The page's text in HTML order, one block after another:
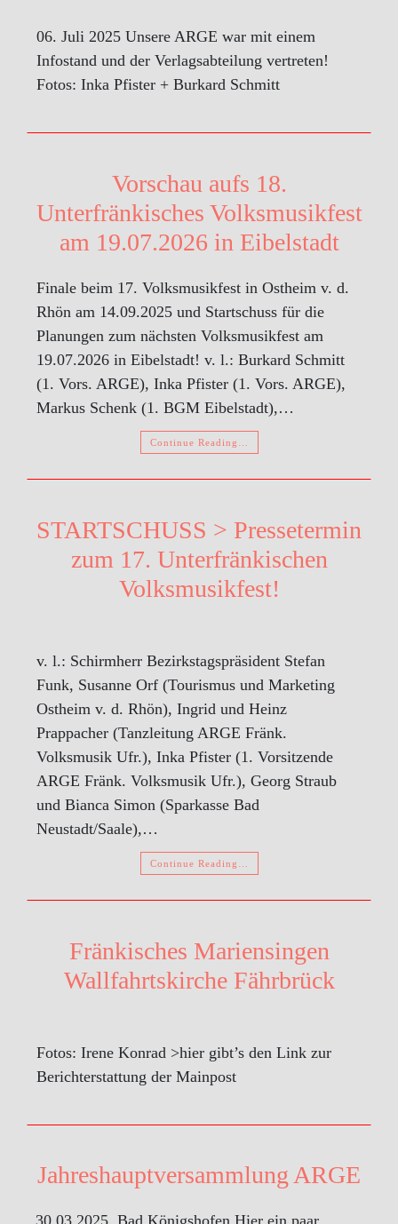
06. Juli 2025 Unsere ARGE war mit einem
Infostand und der Verlagsabteilung vertreten!
Fotos: Inka Pfister + Burkard Schmitt
Vorschau aufs 18.
Unterfränkisches Volksmusikfest
am 19.07.2026 in Eibelstadt
Finale beim 17. Volksmusikfest in Ostheim v. d.
Rhön am 14.09.2025 und Startschuss für die
Planungen zum nächsten Volksmusikfest am
19.07.2026 in Eibelstadt! v. l.: Burkard Schmitt
(1. Vors. ARGE), Inka Pfister (1. Vors. ARGE),
Markus Schenk (1. BGM Eibelstadt),…
Continue Reading…
STARTSCHUSS > Pressetermin
zum 17. Unterfränkischen
Volksmusikfest!
v. l.: Schirmherr Bezirkstagspräsident Stefan
Funk, Susanne Orf (Tourismus und Marketing
Ostheim v. d. Rhön), Ingrid und Heinz
Prappacher (Tanzleitung ARGE Fränk.
Volksmusik Ufr.), Inka Pfister (1. Vorsitzende
ARGE Fränk. Volksmusik Ufr.), Georg Straub
und Bianca Simon (Sparkasse Bad
Neustadt/Saale),…
Continue Reading…
Fränkisches Mariensingen
Wallfahrtskirche Fährbrück
Fotos: Irene Konrad >hier gibt’s den Link zur
Berichterstattung der Mainpost
Jahreshauptversammlung ARGE
30.03.2025, Bad Königshofen Hier ein paar